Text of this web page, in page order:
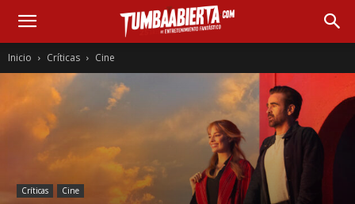
Inicio Críticas Cine
Críticas Cine